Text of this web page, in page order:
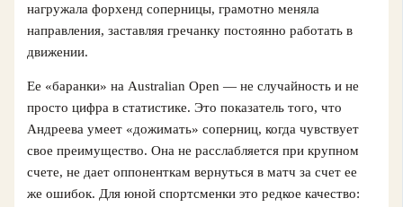
нагружала форхенд соперницы, грамотно меняла
направления, заставляя гречанку постоянно работать в
движении.
Ее «баранки» на Australian Open — не случайность и не
просто цифра в статистике. Это показатель того, что
Андреева умеет «дожимать» соперниц, когда чувствует
свое преимущество. Она не расслабляется при крупном
счете, не дает оппоненткам вернуться в матч за счет ее
же ошибок. Для юной спортсменки это редкое качество: